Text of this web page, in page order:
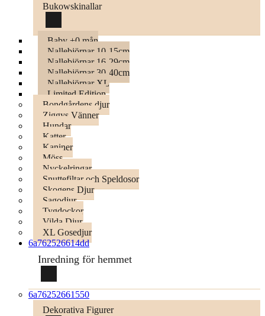
Bukowskinallar
Baby +0 mån
Nallebjörnar 10-15cm
Nallebjörnar 16-29cm
Nallebjörnar 30-40cm
Nallebjörnar XL
Limited Edition
Bondgårdens djur
Ziggys Vänner
Hundar
Katter
Kaniner
Möss
Nyckelringar
Snuttefiltar och Speldosor
Skogens Djur
Sagodjur
Tygdockor
Vilda Djur
XL Gosedjur
6a762526614dd
Inredning för hemmet
6a76252661550
Dekorativa Figurer